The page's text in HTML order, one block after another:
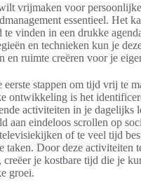
vrijmaken voor
essentieel. Het
vinden in een drukke
en technieken kun je
en ruimte creëren voor je
eerste stappen om tijd vrij te
ontwikkeling is het
activiteiten in je dagelijks
aan eindeloos scrollen op
of te veel tijd
taken. Door deze activiteiten
creëer je kostbare tijd die je
groei.